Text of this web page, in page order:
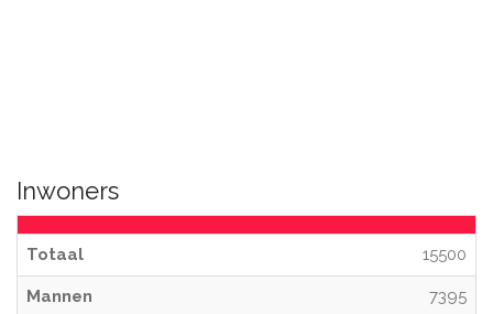
Inwoners
Totaal 15500
Mannen 7395